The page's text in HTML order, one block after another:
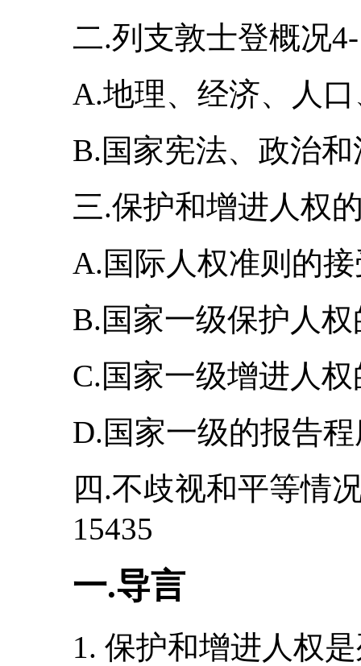
二.列支敦士登概况
A.地理、经济、人
B.国家宪法、政治
三.保护和增进人权
A.国际人权准则的接
B.国家一级保护人
C.国家一级增进人权
D.国家一级的报告程
四.不歧视和平等情
15435
一.导言
1. 保护和增进人权